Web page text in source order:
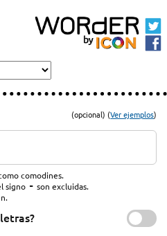
(opcional) (Ver ejemplos)
comodines.
signo - son excluidas.